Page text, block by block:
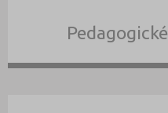
Pedagogické